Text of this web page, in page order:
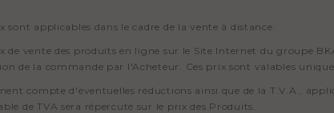
sont applicables dans le cadre de la vente à distance.
de vente des produits en ligne sur le Site Internet du groupe
de la commande par l'Acheteur. Ces prix sont valables
compte d'éventuelles réductions ainsi que de la T.V.A.,
de TVA sera répercuté sur le prix des Produits.